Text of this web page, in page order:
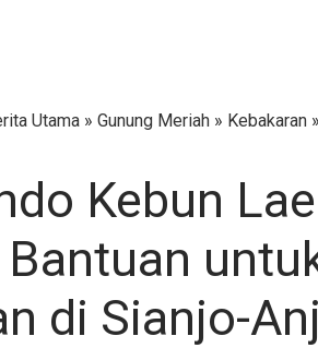
Utama » Gunung Meriah » Kebakaran »
Kebun
di Sianjo-